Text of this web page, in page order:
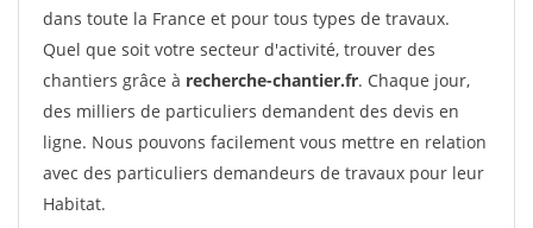
dans toute la France et pour tous types de travaux.
Quel que soit votre secteur d'activité, trouver des
chantiers grâce à recherche-chantier.fr. Chaque jour,
des milliers de particuliers demandent des devis en
ligne. Nous pouvons facilement vous mettre en relation
avec des particuliers demandeurs de travaux pour leur
Habitat.